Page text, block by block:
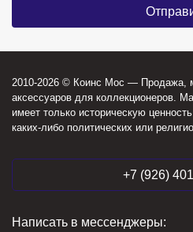
2010-2026 © Коинс Мос — Продажа,
аксессуаров для коллекционеров.
имеет только историческую
каких-либо политических или
+7 (926)
Написать в мессенджеры: